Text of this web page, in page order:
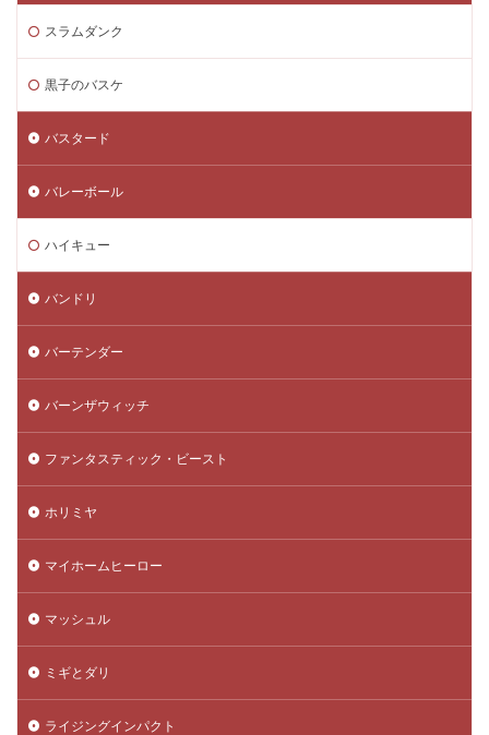
スラムダンク
黒子のバスケ
バスタード
バレーボール
ハイキュー
バンドリ
バーテンダー
バーンザウィッチ
ファンタスティック・ビースト
ホリミヤ
マイホームヒーロー
マッシュル
ミギとダリ
ライジングインパクト